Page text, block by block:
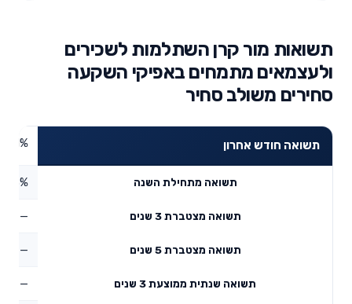
תשואות מור קרן השתלמות לשכירים
ולעצמאים מתמחים באפיקי השקעה
סחירים משולב סחיר
תשואה חודש אחרון
תשואה מתחילת השנה
תשואה מצטברת 3 שנים —
תשואה מצטברת 5 שנים —
תשואה שנתית ממוצעת 3 שנים —